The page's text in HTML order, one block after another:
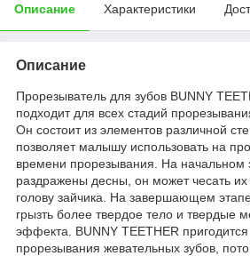
Описание Характеристики
Описание
Прорезыватель для зубов BUNNY
подходит для всех стадий
Он состоит из элементов различной
позволяет малышу использовать на
времени прорезывания. На начальном
раздражены десны, он может чесать
голову зайчика. На завершающем
грызть более твердое тело и твердые
эффекта. BUNNY TEETHER
прорезывания жевательных зубов,